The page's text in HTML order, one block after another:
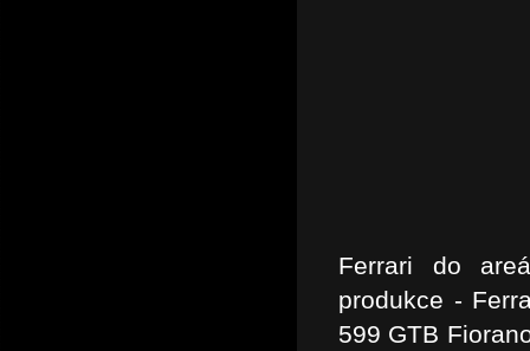
Ferrari do
produkce -
599 GTB